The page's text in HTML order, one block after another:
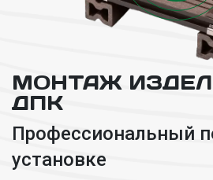
МОНТАЖ
ДПК
Профессиональный
установке